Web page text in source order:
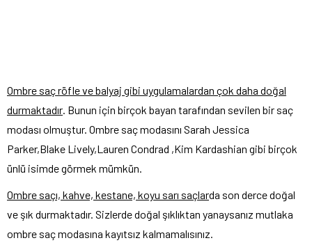
Ombre saç röfle ve balyaj gibi uygulamalardan çok daha doğal
durmaktadır. Bunun için birçok bayan tarafından sevilen bir saç
modası olmuştur. Ombre saç modasını Sarah Jessica
Parker,Blake Lively,Lauren Condrad ,Kim Kardashian gibi birçok
ünlü isimde görmek mümkün.
Ombre saçı, kahve, kestane, koyu sarı saçlarda son derce doğal
ve şık durmaktadır. Sizlerde doğal şıklıktan yanaysanız mutlaka
ombre saç modasına kayıtsız kalmamalısınız.